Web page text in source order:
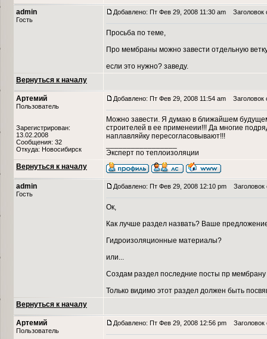
admin
Гость
Добавлено: Пт Фев 29, 2008 11:30 am Заголовок
Просьба по теме,
Про мембраны можно завести отдельную
если это нужно? заведу.
Вернуться к началу
Артемий
Пользователь
Зарегистрирован:
13.02.2008
Сообщения: 32
Откуда: Новосибирск
Добавлено: Пт Фев 29, 2008 11:54 am Заголовок
Можно завести. Я думаю в ближайшем
строителей в ее применеии!!! Да многие
наплавляйку пересогласовывают!!!
Эксперт по теплоизоляции
Вернуться к началу
admin
Гость
Добавлено: Пт Фев 29, 2008 12:10 pm Заголовок
Ок,
Как лучше раздел назвать? Ваше
Гидроизоляционные материалы?
или...
Создам раздел последние посты пр мембрану
Только видимо этот раздел должен быть
Вернуться к началу
Артемий
Пользователь
Добавлено: Пт Фев 29, 2008 12:56 pm Заголовок